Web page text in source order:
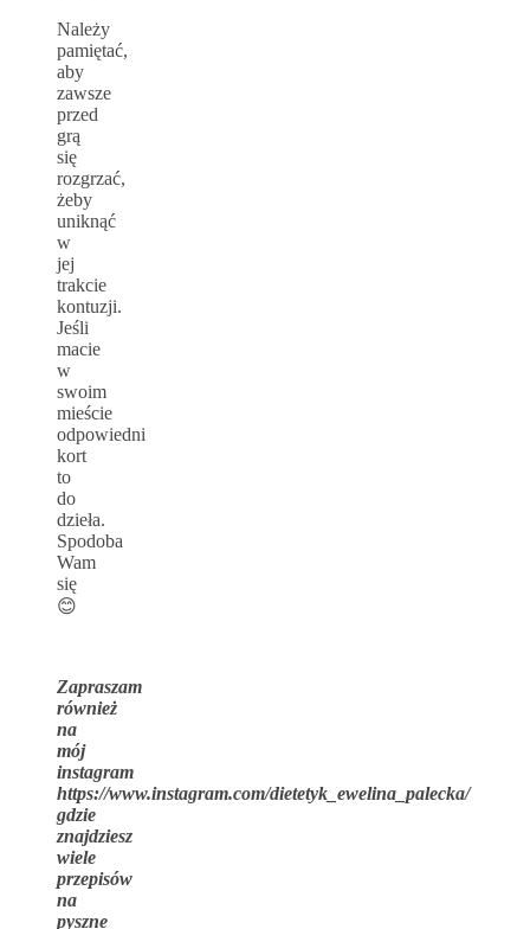
Należy
pamiętać,
aby
zawsze
przed
grą
się
rozgrzać,
żeby
uniknąć
w
jej
trakcie
kontuzji.
Jeśli
macie
w
swoim
mieście
odpowiedni
kort
to
do
dzieła.
Spodoba
Wam
się
😊
Zapraszam
również
na
mój
instagram
https://www.instagram.com/dietetyk_ewelina_palecka/
gdzie
znajdziesz
wiele
przepisów
na
pyszne